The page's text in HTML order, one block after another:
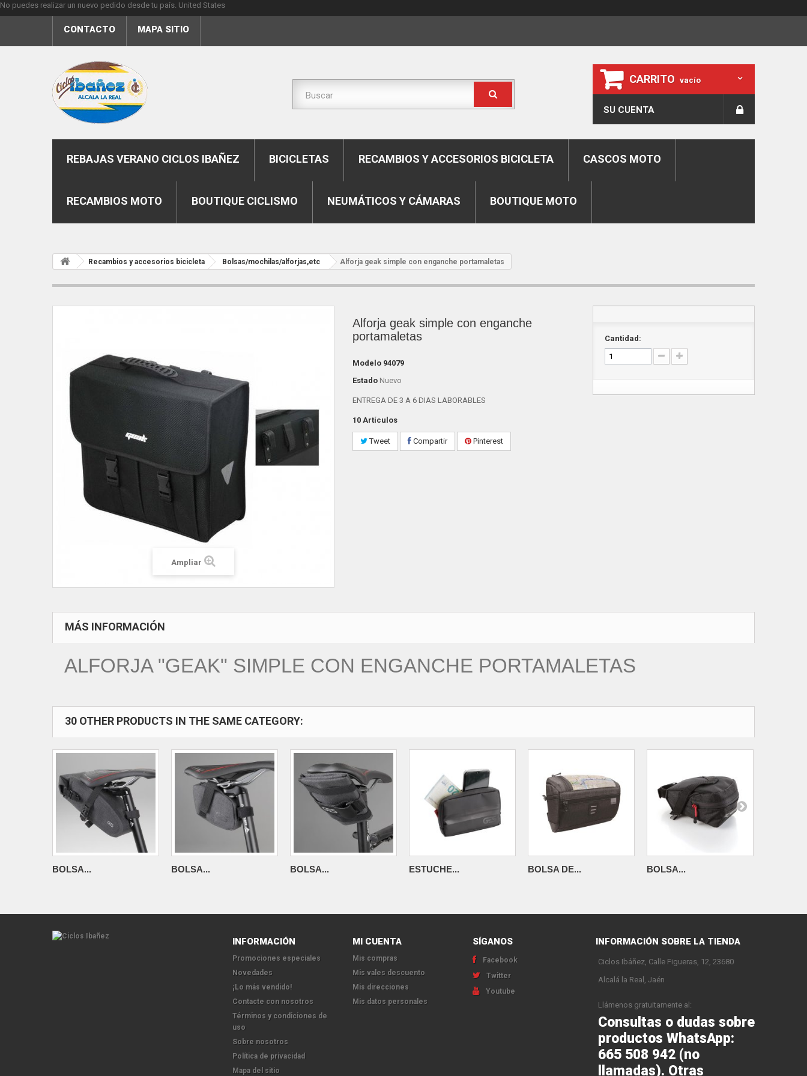
No puedes realizar un nuevo pedido desde tu país. United States
CONTACTO MAPA SITIO
CARRITO vacío
SU CUENTA
REBAJAS VERANO CICLOS IBAÑEZ BICICLETAS RECAMBIOS Y ACCESORIOS BICICLETA CASCOS MOTO
RECAMBIOS MOTO BOUTIQUE CICLISMO NEUMÁTICOS Y CÁMARAS BOUTIQUE MOTO
Recambios y accesorios bicicleta Bolsas/mochilas/alforjas,etc Alforja geak simple con enganche portamaletas
Ampliar
Alforja geak simple con enganche
portamaletas
Modelo 94079
Estado Nuevo
ENTREGA DE 3 A 6 DIAS LABORABLES
10 Artículos
Tweet Compartir Pinterest
Cantidad:
MÁS INFORMACIÓN
ALFORJA "GEAK" SIMPLE CON ENGANCHE PORTAMALETAS
30 OTHER PRODUCTS IN THE SAME CATEGORY:
BOLSA... BOLSA... BOLSA... ESTUCHE... BOLSA DE... BOLSA...
INFORMACIÓN
Promociones especiales
Novedades
¡Lo más vendido!
Contacte con nosotros
Términos y condiciones de
uso
Sobre nosotros
Política de privacidad
Mapa del sitio
MI CUENTA
Mis compras
Mis vales descuento
Mis direcciones
Mis datos personales
SÍGANOS
Facebook
Twitter
Youtube
INFORMACIÓN SOBRE LA TIENDA
Ciclos Ibáñez, Calle Figueras, 12, 23680
Alcalá la Real, Jaén
Llámenos gratuitamente al:
Consultas o dudas sobre
productos WhatsApp:
665 508 942 (no
llamadas). Otras